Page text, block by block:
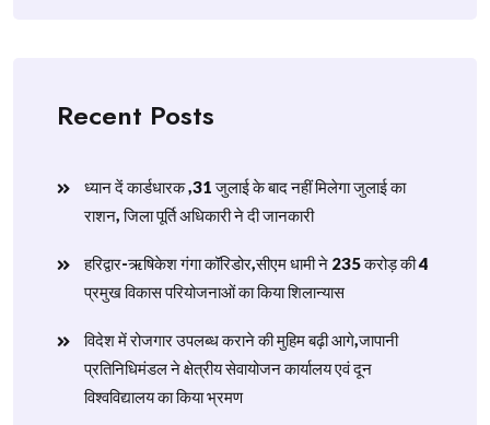
Recent Posts
ध्यान दें कार्डधारक ,31 जुलाई के बाद नहीं मिलेगा जुलाई का
राशन, जिला पूर्ति अधिकारी ने दी जानकारी
हरिद्वार-ऋषिकेश गंगा कॉरिडोर,सीएम धामी ने 235 करोड़ की 4
प्रमुख विकास परियोजनाओं का किया शिलान्यास
विदेश में रोजगार उपलब्ध कराने की मुहिम बढ़ी आगे,जापानी
प्रतिनिधिमंडल ने क्षेत्रीय सेवायोजन कार्यालय एवं दून
विश्वविद्यालय का किया भ्रमण